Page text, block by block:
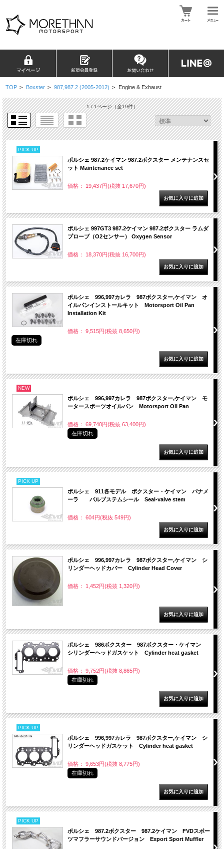
TOP > Boxster > 987,987.2 (2005-2012) > Engine & Exhaust
1 / 1ページ（全19件）
PICK UP
ポルシェ 987.2ケイマン 987.2ボクスター メンテナンスセ
ット Maintenance set
価格： 19,437円(税抜 17,670円)
ポルシェ 997GT3 987.2ケイマン 987.2ボクスター ラムダ
プローブ（O2センサー） Oxygen Sensor
価格： 18,370円(税抜 16,700円)
ポルシェ 996,997カレラ 987ボクスター,ケイマン オ
イルパンインストールキット Motorsport Oil Pan
Installation Kit
価格： 9,515円(税抜 8,650円)
在庫切れ
NEW
ポルシェ 996,997カレラ 987ボクスター,ケイマン モ
ータースポーツオイルパン Motorsport Oil Pan
価格： 69,740円(税抜 63,400円)
在庫切れ
PICK UP
ポルシェ 911各モデル ボクスター・ケイマン パナメ
ーラ バルブステムシール Seal-valve stem
価格： 604円(税抜 549円)
ポルシェ 996,997カレラ 987ボクスター,ケイマン シ
リンダーヘッドカバー Cylinder Head Cover
価格： 1,452円(税抜 1,320円)
ポルシェ 986ボクスター 987ボクスター・ケイマン
シリンダーヘッドガスケット Cylinder heat gasket
価格： 9,752円(税抜 8,865円)
在庫切れ
PICK UP
ポルシェ 996,997カレラ 987ボクスター,ケイマン シ
リンダーヘッドガスケット Cylinder heat gasket
価格： 9,653円(税抜 8,775円)
在庫切れ
PICK UP
ポルシェ 987.2ボクスター 987.2ケイマン FVDスポー
ツマフラーサウンドバージョン Export Sport Muffler